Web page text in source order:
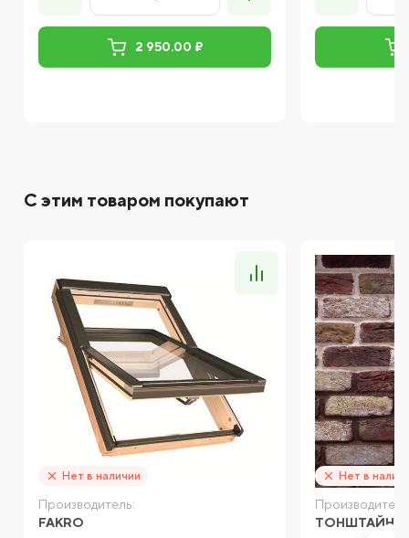
2 950.00 ₽
С этим товаром покупают
Нет в наличии
Производитель:
FAKRO
Нет в
ТОНШТАЙН